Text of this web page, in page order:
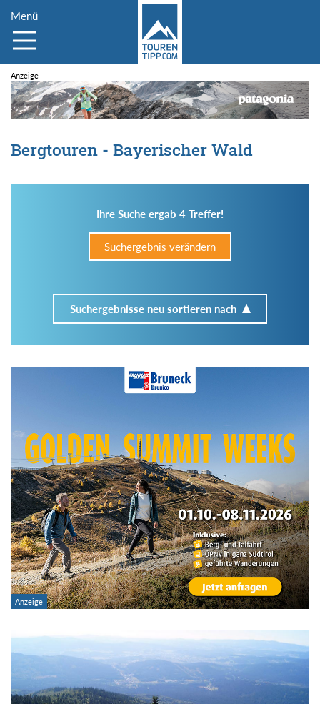
Menü
Bergtouren - Bayerischer Wald
Ihre Suche ergab 4 Treffer!
Suchergebnis verändern
Suchergebnisse neu sortieren nach
Im Tourenarchiv suchen
Region:
Gebirge:
Art der Tour:
Schwierigkeitsgrad:
bis
Kondition (Tourdauer):